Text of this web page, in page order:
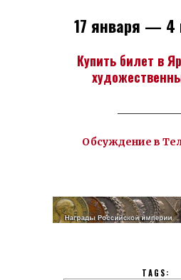
17 января — 4
Купить билет в
Обсуждение в
TAGS: